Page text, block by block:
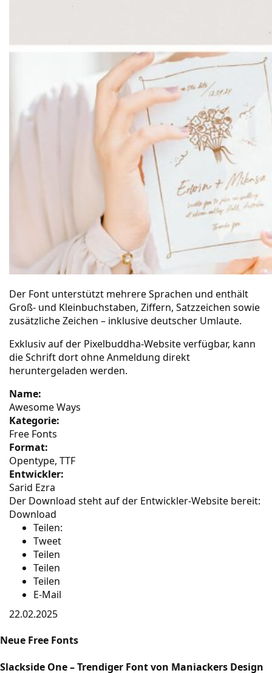
Der Font unterstützt mehrere Sprachen und enthält
Groß- und Kleinbuchstaben, Ziffern, Satzzeichen sowie
zusätzliche Zeichen – inklusive deutscher Umlaute.
Exklusiv auf der Pixelbuddha-Websiteverfügbar, kann
die Schrift dort ohne Anmeldung direkt
heruntergeladen werden.
Name:
Awesome Ways
Kategorie:
Free Fonts
Format:
Opentype, TTF
Entwickler:
Sarid Ezra
Der Download steht auf der Entwickler-Website bereit:
Download
Teilen:
Tweet
Teilen
Teilen
Teilen
E-Mail
22.02.2025
Neue Free Fonts
Slackside One – Trendiger Font von Maniackers Design